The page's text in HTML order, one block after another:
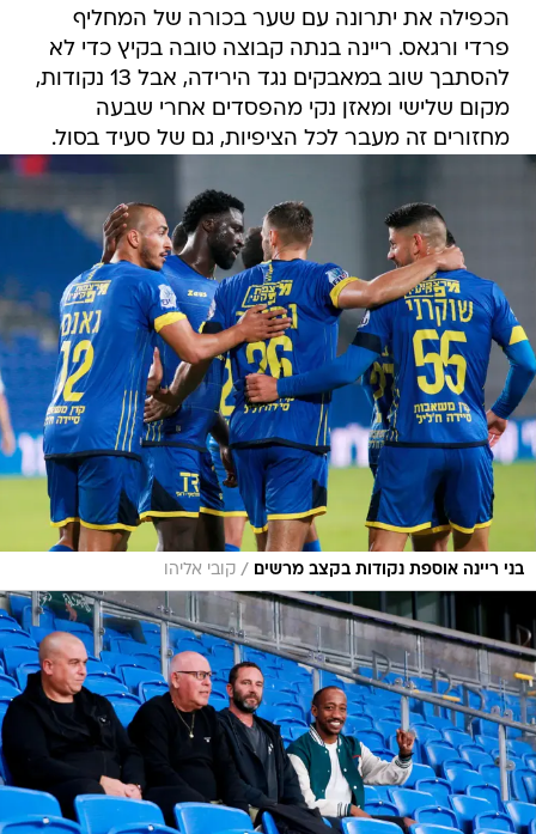
הכפילה את יתרונה עם שער בכורה של המחליף
פרדי ורגאס. ריינה בנתה קבוצה טובה בקיץ כדי לא
להסתבך שוב במאבקים נגד הירידה, אבל 13 נקודות,
מקום שלישי ומאזן נקי מהפסדים אחרי שבעה
מחזורים זה מעבר לכל הציפיות, גם של סעיד בסול.
בני ריינה אוספת נקודות בקצב מרשים / קובי אליהו